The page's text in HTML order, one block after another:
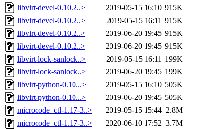
libvirt-devel-0.10.2..>
2019-05-15 16:10 915K
libvirt-devel-0.10.2..>
2019-05-15 16:11 915K
libvirt-devel-0.10.2..>
2019-06-20 19:45 915K
libvirt-devel-0.10.2..>
2019-06-20 19:45 915K
libvirt-lock-sanlock..>
2019-05-15 16:11 199K
libvirt-lock-sanlock..>
2019-06-20 19:45 199K
libvirt-python-0.10...>
2019-05-15 16:10 505K
libvirt-python-0.10...>
2019-06-20 19:45 505K
microcode_ctl-1.17-3..>
2019-05-15 15:44 2.8M
microcode_ctl-1.17-3..>
2020-06-10 17:52 3.7M